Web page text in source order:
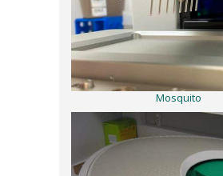
Mosquito